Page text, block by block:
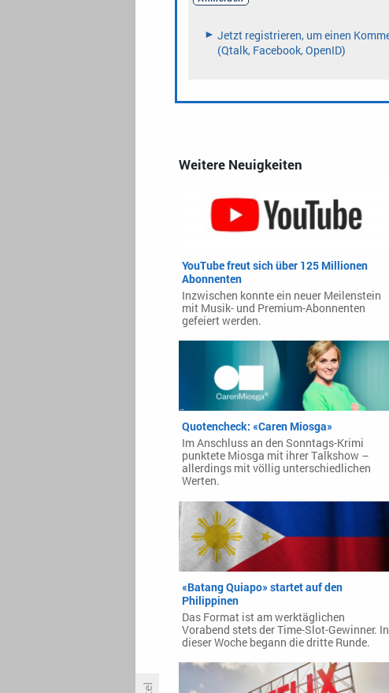
Weitere Neuigkeiten
YouTube freut sich über 125 Millionen
Abonnenten
Inzwischen konnte ein neuer Meilenstein
mit Musik- und Premium-Abonnenten
gefeiert werden.
Quotencheck: «Caren Miosga»
Im Anschluss an den Sonntags-Krimi
punktete Miosga mit ihrer Talkshow –
allerdings mit völlig unterschiedlichen
Werten.
«Batang Quiapo» startet auf den
Philippinen
Das Format ist am werktäglichen
Vorabend stets der Time-Slot-Gewinner. In
dieser Woche begann die dritte Runde.